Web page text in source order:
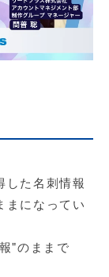
した名刺情報
まになってい
"のままで